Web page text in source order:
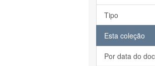
Tipo
Esta coleção
Por data do